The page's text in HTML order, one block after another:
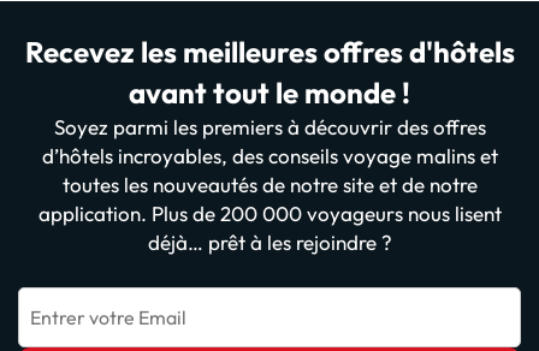
Recevez les meilleures offres d'hôtels
avant tout le monde !
Soyez parmi les premiers à découvrir des offres
d’hôtels incroyables, des conseils voyage malins et
toutes les nouveautés de notre site et de notre
application. Plus de 200 000 voyageurs nous lisent
déjà… prêt à les rejoindre ?
Entrer votre Email